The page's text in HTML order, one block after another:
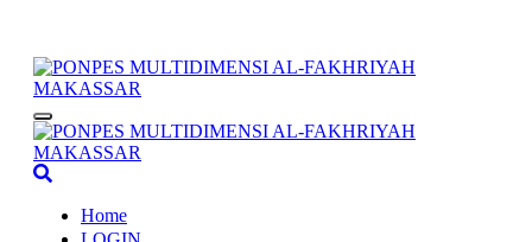
konten
PONPES MULTIDIMENSI AL-FAKHRIYAH MAKASSAR
PESANTREN TERBAIK
PONPES MULTIDIMENSI AL-FAKHRIYAH MAKASSAR
Home